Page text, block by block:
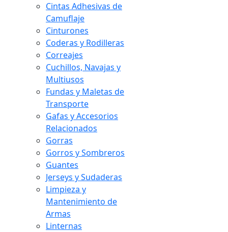
Cintas Adhesivas de
Camuflaje
Cinturones
Coderas y Rodilleras
Correajes
Cuchillos, Navajas y
Multiusos
Fundas y Maletas de
Transporte
Gafas y Accesorios
Relacionados
Gorras
Gorros y Sombreros
Guantes
Jerseys y Sudaderas
Limpieza y
Mantenimiento de
Armas
Linternas